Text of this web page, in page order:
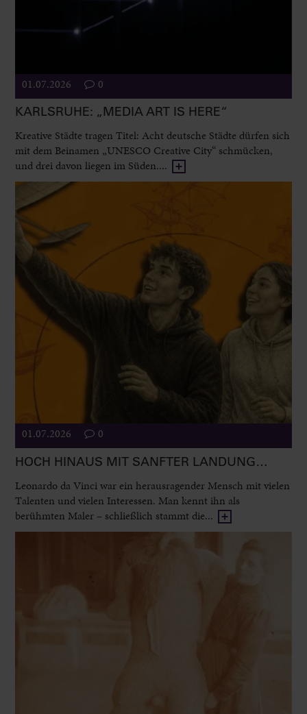
01.07.2026 0
KARLSRUHE: „MEDIA ART IS HERE“
Kreative Städte tragen Titel: Acht deutsche Städte dürfen sich
mit dem Beinamen „UNESCO Creative City“ schmücken,
und drei davon liegen im Süden....
01.07.2026 0
HOCH HINAUS MIT SANFTER LANDUNG…
Leonardo da Vinci war ein herausragender Mensch mit vielen
Talenten und vielen Interessen. Man kennt ihn als
berühmten Maler – schließlich stammt die...